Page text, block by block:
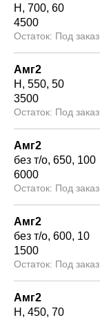
Н
700 60
4500
Под заказ
Амг2
Н
550 50
3500
Под заказ
Амг2
без т/о 650 100
6000
Под заказ
Амг2
без т/о 600 10
1500
Под заказ
Амг2
Н
450 70